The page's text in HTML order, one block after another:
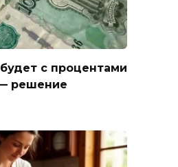
с процентами
решение